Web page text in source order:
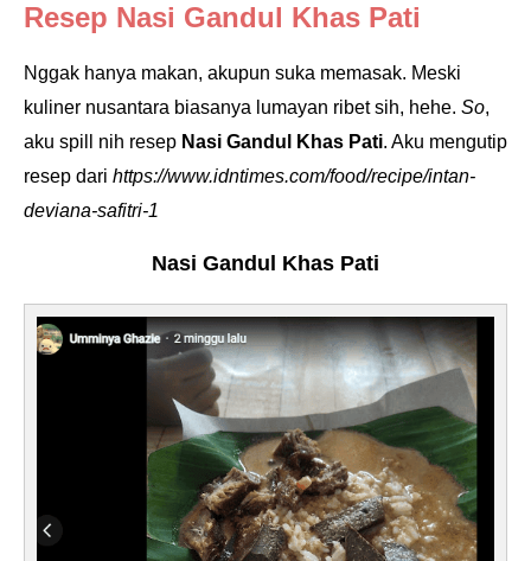
Resep Nasi Gandul Khas Pati
Nggak hanya makan, akupun suka memasak. Meski
kuliner nusantara biasanya lumayan ribet sih, hehe. So,
aku spill nih resep Nasi Gandul Khas Pati. Aku mengutip
resep dari https://www.idntimes.com/food/recipe/intan-
deviana-safitri-1
Nasi Gandul Khas Pati